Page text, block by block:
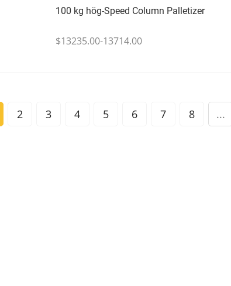
100 kg hög-Speed Column Palletizer
$13235.00-13714.00
2 3 4 5 6 7 8 ...